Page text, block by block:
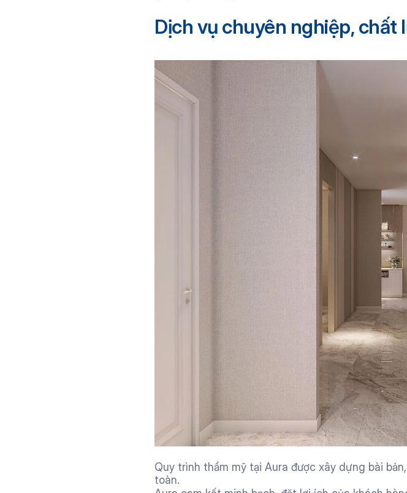
Dịch vụ chuyên nghiệp, chất
Quy trình thẩm mỹ tại Aura được xây dựng bài
toàn.